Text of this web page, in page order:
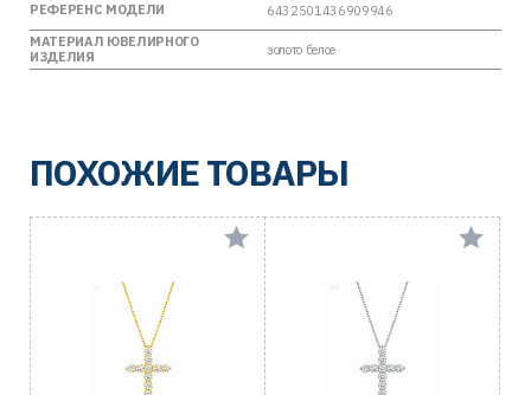
РЕФЕРЕНС МОДЕЛИ
6432501436909946
МАТЕРИАЛ ЮВЕЛИРНОГО
ИЗДЕЛИЯ
золото белое
ПОХОЖИЕ ТОВАРЫ